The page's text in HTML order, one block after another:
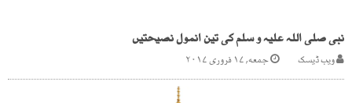
نبی صلی اللہ علیہ و سلم کی تین انمول نصیحتیں
ویب ڈیسک جمعه, ۱۷ فروری ۲۰۱۷